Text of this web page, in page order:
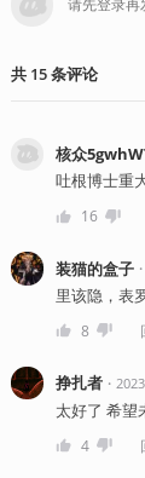
共 15条评论
核众
吐根博士重
16
装猫的盒子・
里该隐，表
8
挣扎者・
太好了 希望
4